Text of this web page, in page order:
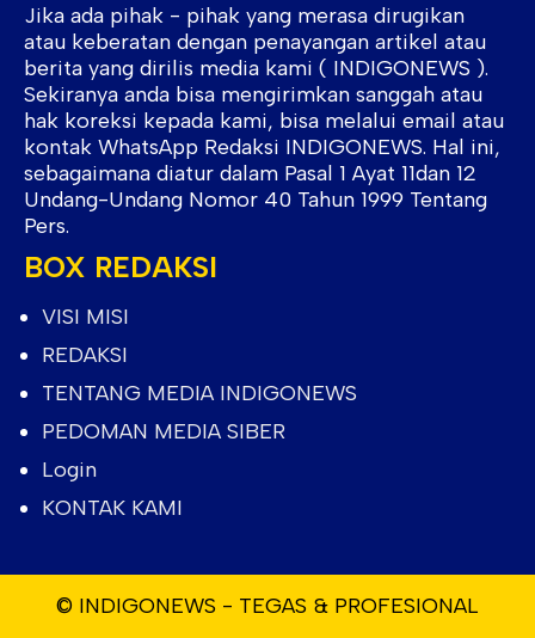
Jika ada pihak - pihak yang merasa dirugikan
atau keberatan dengan penayangan artikel atau
berita yang dirilis media kami ( INDIGONEWS ).
Sekiranya anda bisa mengirimkan sanggah atau
hak koreksi kepada kami, bisa melalui email atau
kontak WhatsApp Redaksi INDIGONEWS. Hal ini,
sebagaimana diatur dalam Pasal 1 Ayat 11dan 12
Undang-Undang Nomor 40 Tahun 1999 Tentang
Pers.
BOX REDAKSI
VISI MISI
REDAKSI
TENTANG MEDIA INDIGONEWS
PEDOMAN MEDIA SIBER
Login
KONTAK KAMI
© INDIGONEWS - TEGAS & PROFESIONAL